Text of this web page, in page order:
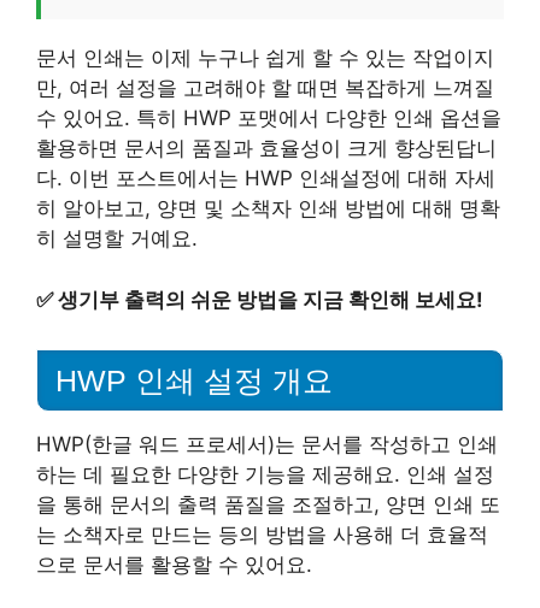
문서 인쇄는 이제 누구나 쉽게 할 수 있는 작업이지
만, 여러 설정을 고려해야 할 때면 복잡하게 느껴질
수 있어요. 특히 HWP 포맷에서 다양한 인쇄 옵션을
활용하면 문서의 품질과 효율성이 크게 향상된답니
다. 이번 포스트에서는 HWP 인쇄설정에 대해 자세
히 알아보고, 양면 및 소책자 인쇄 방법에 대해 명확
히 설명할 거예요.
✅생기부 출력의 쉬운 방법을 지금 확인해 보세요!
HWP 인쇄 설정 개요
HWP(한글 워드 프로세서)는 문서를 작성하고 인쇄
하는 데 필요한 다양한 기능을 제공해요. 인쇄 설정
을 통해 문서의 출력 품질을 조절하고, 양면 인쇄 또
는 소책자로 만드는 등의 방법을 사용해 더 효율적
으로 문서를 활용할 수 있어요.